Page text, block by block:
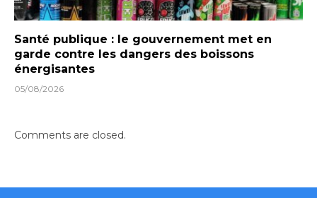
Santé publique : le gouvernement met en
garde contre les dangers des boissons
énergisantes
05/08/2026
Comments are closed.